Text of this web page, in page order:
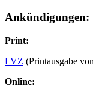
Ankündigungen:
Print:
LVZ (Printausgabe
Online: